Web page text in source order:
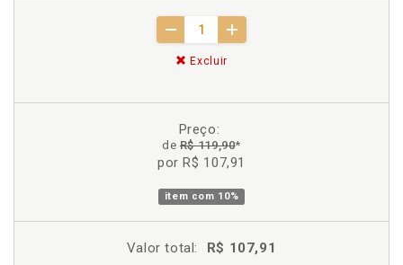
Excluir
Preço:
deR$ 119,90*
por R$ 107,91
item com 10%
Valor total: R$ 107,91